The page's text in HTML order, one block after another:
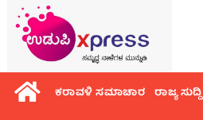
ಕರಾವಳಿ ಸಮಾಚಾರ ರಾಜ್ಯ ಸುದ್ದಿ